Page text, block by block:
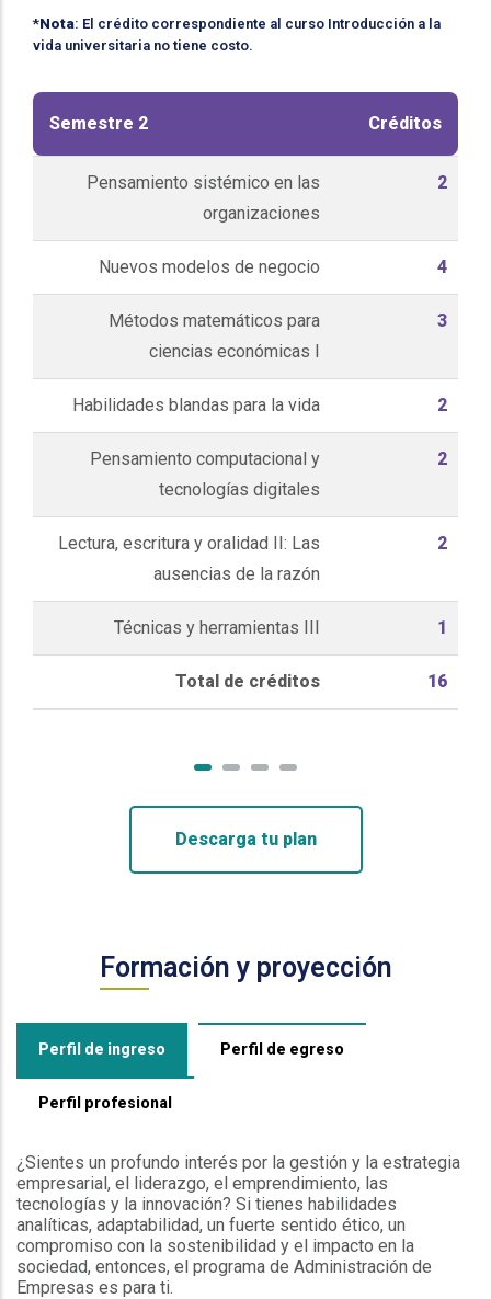
*Nota: El crédito correspondiente al curso Introducción a la
vida universitaria no tiene costo.
Semestre 2 Créditos
Pensamiento sistémico en las
organizaciones
2
Nuevos modelos de negocio 4
Métodos matemáticos para
ciencias económicas I
3
Habilidades blandas para la vida 2
Pensamiento computacional y
tecnologías digitales
2
Lectura, escritura y oralidad II: Las
ausencias de la razón
2
Técnicas y herramientas III 1
Total de créditos 16
Descarga tu plan
Formación y proyección
Perfil de ingreso Perfil de egreso
Perfil profesional
¿Sientes un profundo interés por la gestión y la estrategia
empresarial, el liderazgo, el emprendimiento, las
tecnologías y la innovación? Si tienes habilidades
analíticas, adaptabilidad, un fuerte sentido ético, un
compromiso con la sostenibilidad y el impacto en la
sociedad, entonces, el programa de Administración de
Empresas es para ti.